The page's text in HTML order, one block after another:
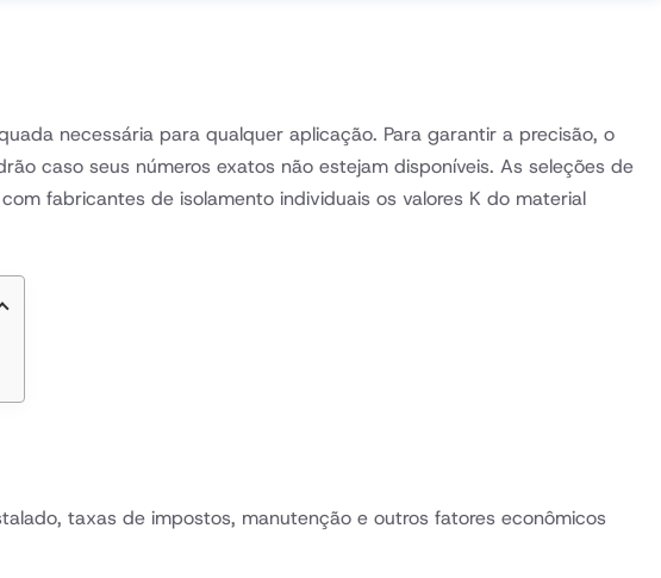
necessária para qualquer aplicação. Para garantir a precisão, o
caso seus números exatos não estejam disponíveis. As seleções de
fabricantes de isolamento individuais os valores K do material
taxas de impostos, manutenção e outros fatores econômicos